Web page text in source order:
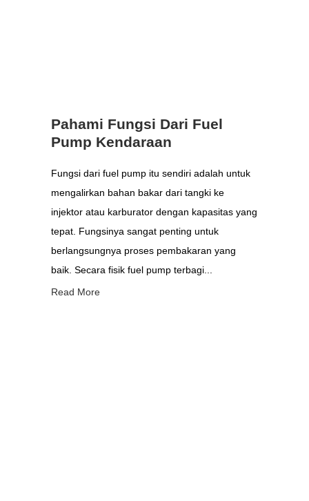
Pahami Fungsi Dari Fuel
Pump Kendaraan
Fungsi dari fuel pump itu sendiri adalah untuk
mengalirkan bahan bakar dari tangki ke
injektor atau karburator dengan kapasitas yang
tepat. Fungsinya sangat penting untuk
berlangsungnya proses pembakaran yang
baik. Secara fisik fuel pump terbagi...
Read More